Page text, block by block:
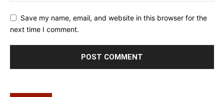
Save my name, email, and website in this browser for the
next time I comment.